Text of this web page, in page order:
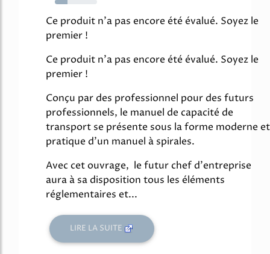
30%
Ce produit n'a pas encore été évalué. Soyez le
premier !
Ce produit n'a pas encore été évalué. Soyez le
premier !
Conçu par des professionnel pour des futurs
professionnels, le manuel de capacité de
transport se présente sous la forme moderne et
pratique d'un manuel à spirales.
Avec cet ouvrage, le futur chef d'entreprise
aura à sa disposition tous les éléments
réglementaires et...
LIRE LA SUITE